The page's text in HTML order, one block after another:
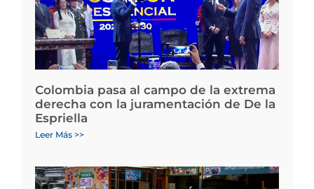
Colombia pasa al campo de la extrema
derecha con la juramentación de De la
Espriella
Leer Más >>